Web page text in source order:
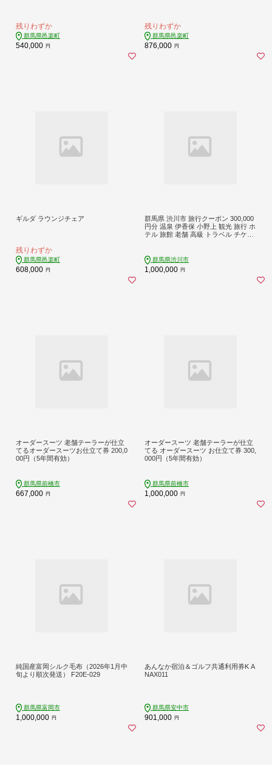
残りわずか
群馬県邑楽町
540,000 円
残りわずか
群馬県邑楽町
876,000 円
ギルダ ラウンジチェア
残りわずか
群馬県邑楽町
608,000 円
群馬県 渋川市 旅行クーポン 300,000
円分 温泉 伊香保 小野上 観光 旅行 ホ
テル 旅館 老舗 高級 トラベル チケッ
26 群馬県渋川市
1,000,000 円
オーダースーツ 老舗テーラーが仕立
てるオーダースーツお仕立て券 200,0
00円（5年間有効）
群馬県前橋市
667,000 円
オーダースーツ 老舗テーラーが仕立
てる オーダースーツ お仕立て券 300,
000円（5年間有効）
群馬県前橋市
1,000,000 円
純国産富岡シルク毛布（2026年1月中
旬より順次発送） F20E-029
群馬県富岡市
1,000,000 円
あんなか宿泊＆ゴルフ共通利用券K A
NAX011
群馬県安中市
901,000 円